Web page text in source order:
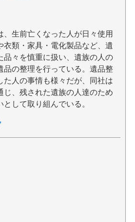
、生前亡くなった人が日々使用
衣類・家具・電化製品など、遺
品々を慎重に扱い、遺族の人の
品の整理を行っている。遺品整
た人の事情も様々だが、同社は
じ、残された遺族の人達のため
して取り組んでいる。